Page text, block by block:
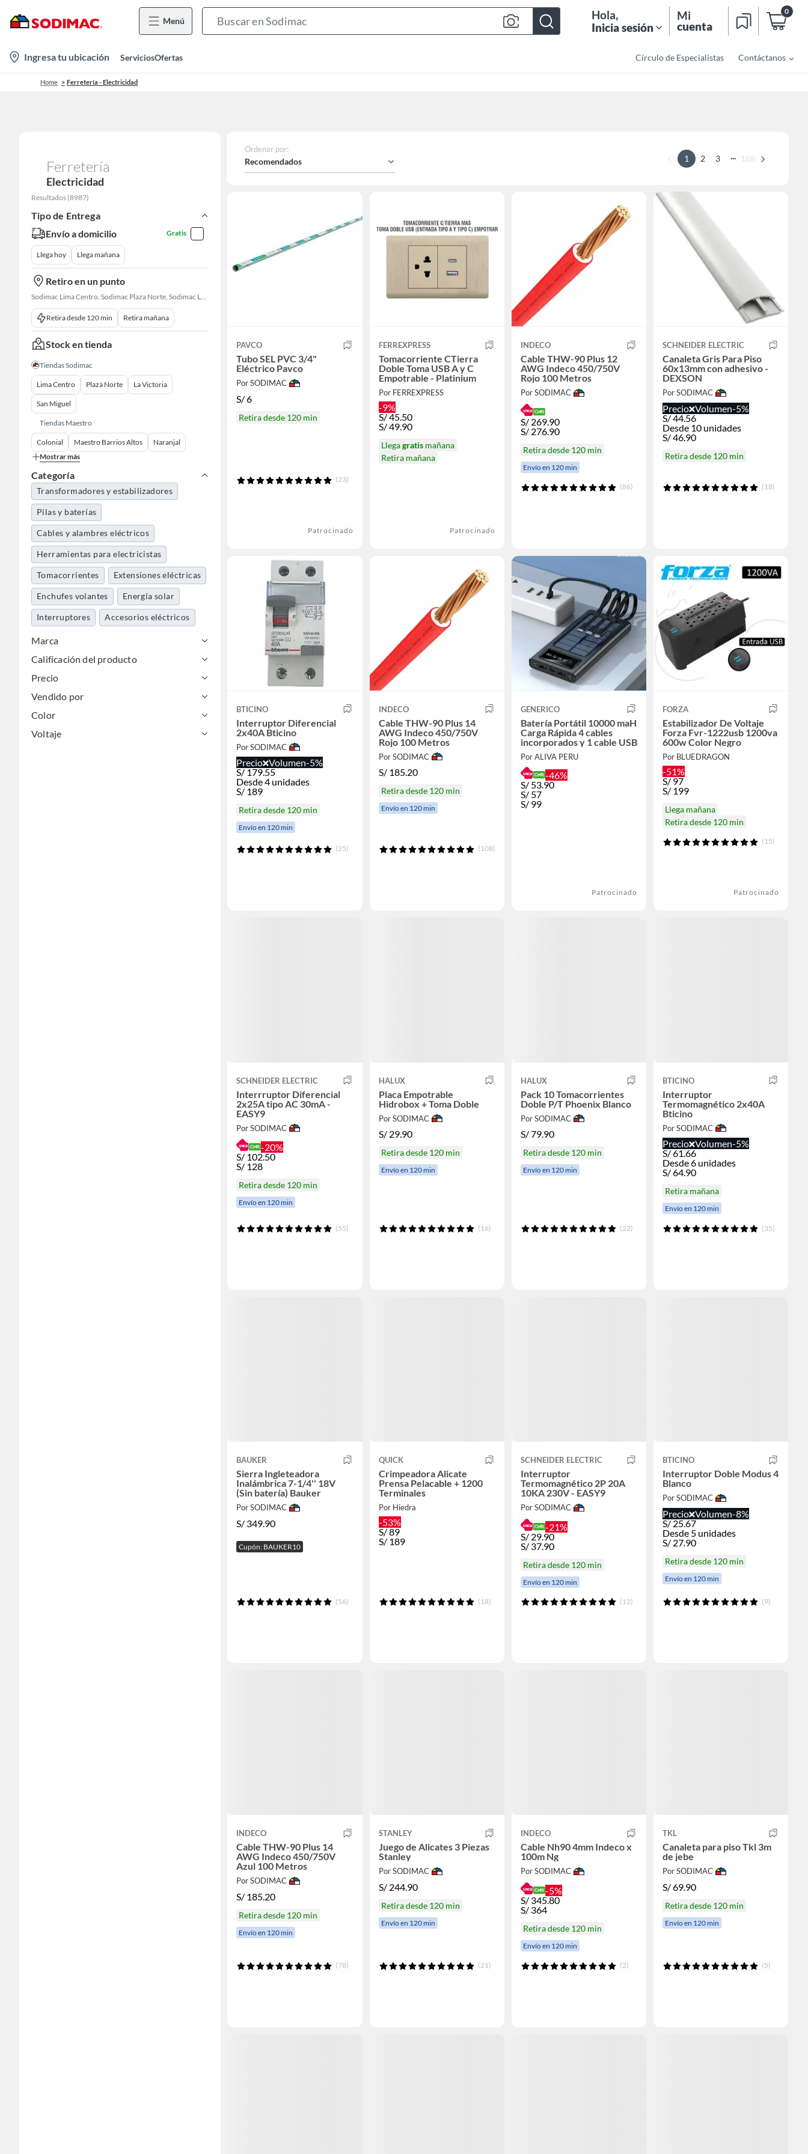
Menú
Bar
Hola,
Inicia sesión
Mi
cuenta
0
location-
icon
Ingresa tu ubicación ServiciosOfertas Círculo de Especialistas Contáctanos
Home Ferretería - Electricidad
Ferretería
Electricidad
Resultados (8987)
Tipo de Entrega
Envío a domicilio
Gratis
Llega hoy Llega mañana
Retiro en un punto
Sodimac Lima Centro, Sodimac Plaza Norte, Sodimac La Victoria, Sodimac San Miguel, Sodimac S. J. Lurigancho, Sodimac Chacarilla, Sodimac Av. La Molina, Sodimac Colonial, Maestro Barrios Altos, Sodimac Naranjal
Retira desde 120 min Retira mañana
Stock en tienda
Tiendas Sodimac
Lima Centro Plaza Norte La Victoria
San Miguel
Tiendas Maestro
Colonial Maestro Barrios Altos
Naranjal
Mostrar más
Categoría
Transformadores y estabilizadores
Pilas y baterías
Cables y alambres eléctricos
Herramientas para electricistas
Tomacorrientes Extensiones eléctricas
Enchufes volantes Energía solar
Interruptores Accesorios eléctricos
Canalización
Interruptores y llaves termomagnéticas
Temporizadores y timers
Herramientas y complementos eléctricos
Marca
Calificación del producto
Precio
Vendido por
Color
Voltaje
Ordenar por:
Recomendados 1 2 3 ... 188
PAVCO
Tubo SEL PVC 3/4"
Eléctrico Pavco
Por SODIMAC
S/6
Retira desde 120 min
(23)
Patrocinado
FERREXPRESS
Tomacorriente CTierra
Doble Toma USB A y C
Empotrable - Platinium
Por FERREXPRESS
-9%
S/45.50
S/49.90
Llegagratismañana
Retira mañana
Patrocinado
INDECO
Cable THW-90 Plus 12
AWG Indeco 450/750V
Rojo 100 Metros
Por SODIMAC
S/ 269.90
S/ 276.90
Retira desde 120 min
Envío en 120 min
(86)
SCHNEIDER ELECTRIC
Canaleta Gris Para Piso
60x13mm con adhesivo -
DEXSON
Por SODIMAC
Precio Volumen-5%
S/44.56
Desde 10 unidades
S/46.90
Retira desde 120 min
(18)
BTICINO
Interruptor Diferencial
2x40A Bticino
Por SODIMAC
Precio Volumen-5%
S/ 179.55
Desde 4 unidades
S/ 189
Retira desde 120 min
Envío en 120 min
(25)
INDECO
Cable THW-90 Plus 14
AWG Indeco 450/750V
Rojo 100 Metros
Por SODIMAC
S/ 185.20
Retira desde 120 min
Envío en 120 min
(108)
GENERICO
Batería Portátil 10000 maH
Carga Rápida 4 cables
incorporados y 1 cable USB
Por ALIVA PERU
-46%
S/ 53.90
S/ 57
S/ 99
Patrocinado
FORZA
Estabilizador De Voltaje
Forza Fvr-1222usb 1200va
600w Color Negro
Por BLUEDRAGON
-51%
S/97
S/ 199
Llega mañana
Retira desde 120 min
(15)
Patrocinado
SCHNEIDER ELECTRIC
Interrruptor Diferencial
2x25A tipo AC 30mA -
EASY9
Por SODIMAC
-20%
S/ 102.50
S/ 128
Retira desde 120 min
Envío en 120 min
(55)
HALUX
Placa Empotrable
Hidrobox + Toma Doble
Por SODIMAC
S/ 29.90
Retira desde 120 min
Envío en 120 min
(16)
HALUX
Pack 10 Tomacorrientes
Doble P/T Phoenix Blanco
Por SODIMAC
S/79.90
Retira desde 120 min
Envío en 120 min
(22)
BTICINO
Interruptor
Termomagnético 2x40A
Bticino
Por SODIMAC
Precio Volumen-5%
S/61.66
Desde 6 unidades
S/64.90
Retira mañana
Envío en 120 min
(35)
BAUKER
Sierra Ingleteadora
Inalámbrica 7-1/4'' 18V
(Sin batería) Bauker
Por SODIMAC
S/ 349.90
Cupón: BAUKER10
(56)
QUICK
Crimpeadora Alicate
Prensa Pelacable + 1200
Terminales
Por Hiedra
-53%
S/89
S/ 189
(18)
SCHNEIDER ELECTRIC
Interruptor
Termomagnético 2P 20A
10KA 230V - EASY9
Por SODIMAC
-21%
S/ 29.90
S/ 37.90
Retira desde 120 min
Envío en 120 min
(12)
BTICINO
Interruptor Doble Modus 4
Blanco
Por SODIMAC
Precio Volumen-8%
S/25.67
Desde 5 unidades
S/ 27.90
Retira desde 120 min
Envío en 120 min
(9)
INDECO
Cable THW-90 Plus 14
AWG Indeco 450/750V
Azul 100 Metros
Por SODIMAC
S/ 185.20
Retira desde 120 min
Envío en 120 min
(78)
STANLEY
Juego de Alicates 3 Piezas
Stanley
Por SODIMAC
S/ 244.90
Retira desde 120 min
Envío en 120 min
(21)
INDECO
Cable Nh90 4mm Indeco x
100m Ng
Por SODIMAC
-5%
S/ 345.80
S/ 364
Retira desde 120 min
Envío en 120 min
(2)
TKL
Canaleta para piso Tkl 3m
de jebe
Por SODIMAC
S/69.90
Retira desde 120 min
Envío en 120 min
(5)